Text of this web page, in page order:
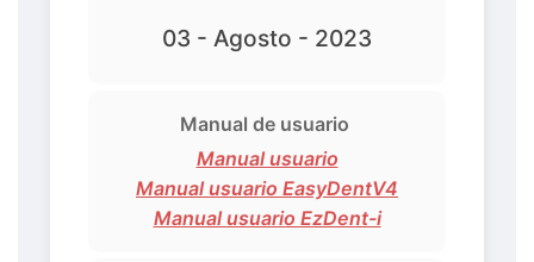
03 - Agosto - 2023
Manual de usuario
Manual usuario
Manual usuario EasyDentV4
Manual usuario EzDent-i